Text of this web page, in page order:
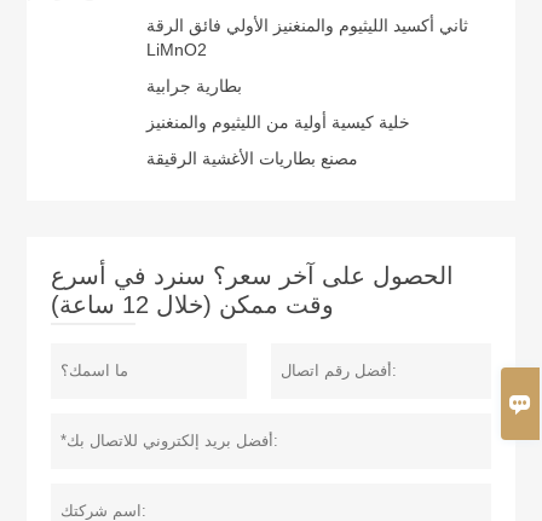

ثاني أكسيد الليثيوم والمنغنيز الأولي فائق الرقة
LiMnO2
بطارية جرابية
خلية كيسية أولية من الليثيوم والمنغنيز
مصنع بطاريات الأغشية الرقيقة
الحصول على آخر سعر؟ سنرد في أسرع
وقت ممكن (خلال 12 ساعة)